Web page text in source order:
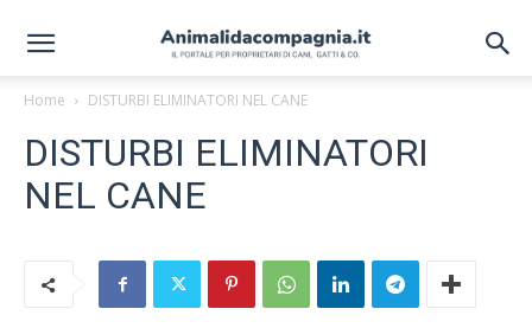
Home DISTURBI ELIMINATORI NEL CANE
DISTURBI ELIMINATORI
NEL CANE